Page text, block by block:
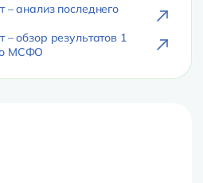
– анализ последнего
– обзор результатов 1
МСФО